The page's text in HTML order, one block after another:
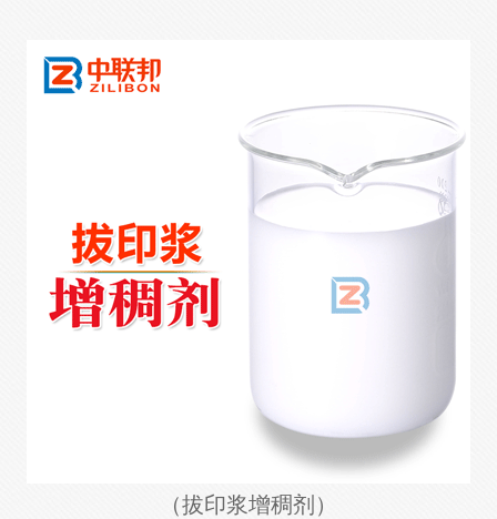
（拔印浆增稠剂 ）